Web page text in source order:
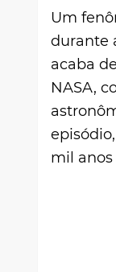
Um
durante
acaba
NASA,
mil anos